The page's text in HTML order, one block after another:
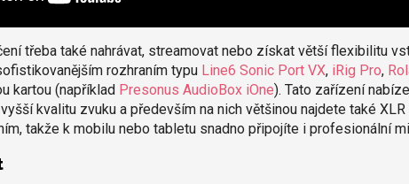
třeba také nahrávat, streamovat nebo získat větší flexibilitu
rozhraním typu Line6 Sonic Port VX, iRig Pro,
kartou (například Presonus AudioBox iOne). Tato zařízení
kvalitu zvuku a především na nich většinou najdete také
takže k mobilu nebo tabletu snadno připojíte i profesionální